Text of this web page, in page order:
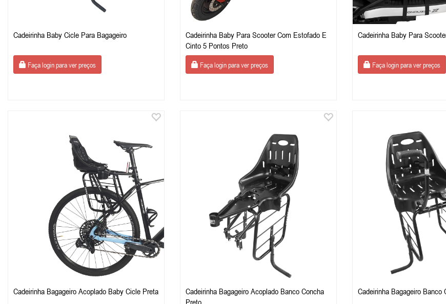
Cadeirinha Baby Cicle Para Bagageiro
Faça login para ver preços
Cadeirinha Baby Para Scooter Com Estofado E
Cinto 5 Pontos Preto
Faça login para ver preços
Cadeirinha Baby Para
Faça login para ver preços
Cadeirinha Bagageiro Acoplado Baby Cicle Preta
Cadeirinha Bagageiro Acoplado Banco Concha
Preto
Cadeirinha Bagageiro Banco